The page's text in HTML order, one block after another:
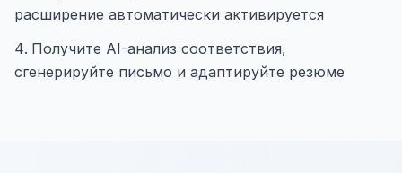
расширение автоматически активируется
Получите AI-анализ соответствия,
сгенерируйте письмо и адаптируйте резюме